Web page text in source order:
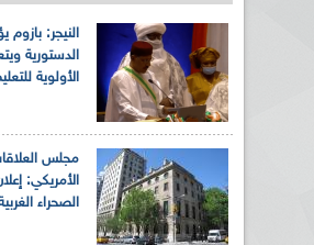
النيجر: بازوم
الدستورية
الأولوية
مجلس
الأمريكي:
الصحراء